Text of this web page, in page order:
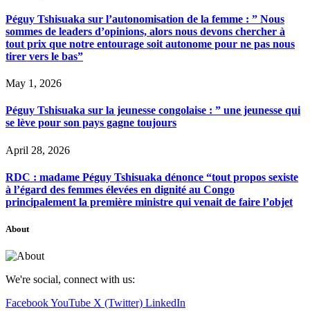
Péguy Tshisuaka sur l’autonomisation de la femme : ” Nous
sommes de leaders d’opinions, alors nous devons chercher à
tout prix que notre entourage soit autonome pour ne pas nous
tirer vers le bas”
May 1, 2026
Péguy Tshisuaka sur la jeunesse congolaise : ” une jeunesse qui
se lève pour son pays gagne toujours
April 28, 2026
RDC : madame Péguy Tshisuaka dénonce “tout propos sexiste
à l’égard des femmes élevées en dignité au Congo
principalement la première ministre qui venait de faire l’objet
About
We're social, connect with us:
FacebookYouTube X (Twitter) LinkedIn